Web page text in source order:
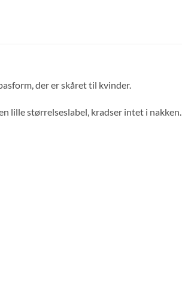
der er skåret til kvinder.
lille størrelseslabel, kradser intet i nakken.